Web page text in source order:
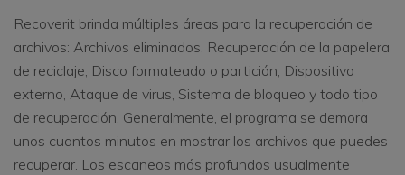
Recoverit brinda múltiples áreas para la recuperación de
archivos: Archivos eliminados, Recuperación de la papelera
de reciclaje, Disco formateado o partición, Dispositivo
externo, Ataque de virus, Sistema de bloqueo y todo tipo
de recuperación. Generalmente, el programa se demora
unos cuantos minutos en mostrar los archivos que puedes
recuperar. Los escaneos más profundos usualmente